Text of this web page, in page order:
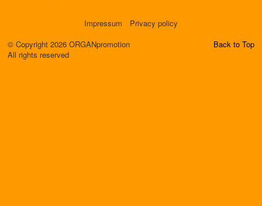
Impressum
Privacy policy
© Copyright 2026 ORGANpromotion
All rights reserved
Back to Top